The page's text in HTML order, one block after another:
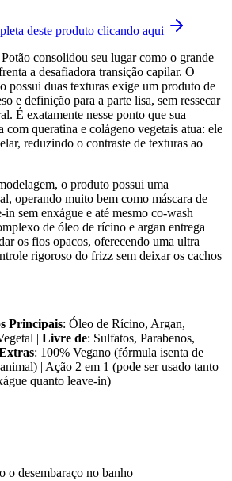
deste produto clicando aqui
consolidou seu lugar como o grande
a desafiadora transição capilar. O
possui duas texturas exige um produto de
e definição para a parte lisa, sem ressecar
É exatamente nesse ponto que sua
com queratina e colágeno vegetais atua: ele
reduzindo o contraste de texturas ao
o produto possui uma
operando muito bem como máscara de
sem enxágue e até mesmo co-wash
de óleo de rícino e argan entrega
os fios opacos, oferecendo uma ultra
rigoroso do frizz sem deixar os cachos
Principais: Óleo de Rícino, Argan,
| Livre de: Sulfatos, Parabenos,
: 100% Vegano (fórmula isenta de
| Ação 2 em 1 (pode ser usado tanto
quanto leave-in)
o desembaraço no banho